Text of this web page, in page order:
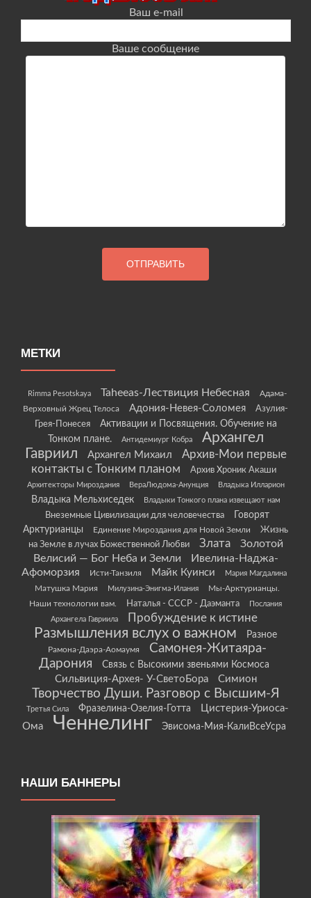
Ваш e-mail
Ваше сообщение
МЕТКИ
Rimma Pesotskaya Taheeas-Лествиция Небесная
Адама-
Верховный Жрец Телоса
Адония-Невея-Соломея
Азулия-
Грея-Понесея
Активации и Посвящения. Обучение на
Тонком плане.
Антидемиург Кобра
Архангел
Гавриил
Архангел Михаил
Архив-Мои первые
контакты с Тонким планом
Архив Хроник Акаши
Архитекторы Мироздания ВераЛюдома-Анунция Владыка Илларион
Владыка Мельхиседек Владыки Тонкого плана извещают нам
Внеземные Цивилизации для человечества
Говорят
Арктурианцы
Единение Мироздания для Новой Земли
Жизнь
на Земле в лучах Божественной Любви
Злата
Золотой
Велисий — Бог Неба и Земли
Ивелина-Наджа-
Афоморзия
Исти-Танзиля Майк Куинси Мария Магдалина
Матушка Мария Милузина-Энигма-Илания
Мы-Арктурианцы.
Наши технологии вам.
Наталья - СССР - Даэманта
Послания
Архангела Гавриила
Пробуждение к истине
Размышления вслух о важном Разное
Рамона-Даэра-Аомаумя
Самонея-Житаяра-
Дарония
Связь с Высокими звеньями Космоса
Сильвиция-Архея- У-СветоБора Симион
Творчество Души. Разговор с Высшим-Я
Третья Сила Фразелина-Озелия-Готта
Цистерия-Уриоса-
Ома
Ченнелинг Эвисома-Мия-КалиВсеУсра
НАШИ БАННЕРЫ